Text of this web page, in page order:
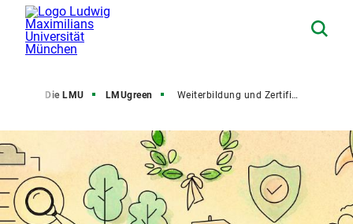
Die LMU LMUgreen Weiterbildung und Zertifizierung